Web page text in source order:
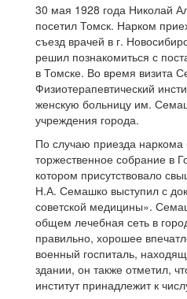
30 мая 1928 года Николай
посетил Томск. Нарком
съезд врачей в г.
решил познакомиться с
в Томске. Во время визита
Физиотерапевтический
женскую больницу им.
учреждения города.
По случаю приезда наркома
торжественное собрание в
котором присутствовало
Н.А. Семашко выступил с
советской медицины».
общем лечебная сеть в
правильно, хорошее
военный госпиталь,
здании, он также отметил,
институт принадлежит к